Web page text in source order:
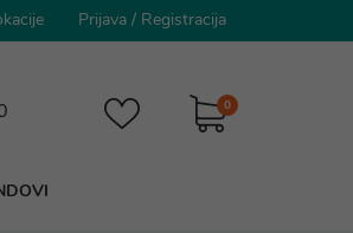
Prijava / Registracija
0